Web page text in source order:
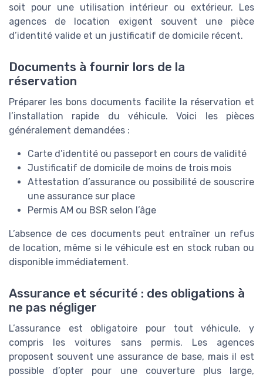
soit pour une utilisation intérieur ou extérieur. Les
agences de location exigent souvent une pièce
d’identité valide et un justificatif de domicile récent.
Documents à fournir lors de la
réservation
Préparer les bons documents facilite la réservation et
l’installation rapide du véhicule. Voici les pièces
généralement demandées :
Carte d’identité ou passeport en cours de validité
Justificatif de domicile de moins de trois mois
Attestation d’assurance ou possibilité de souscrire
une assurance sur place
Permis AM ou BSR selon l’âge
L’absence de ces documents peut entraîner un refus
de location, même si le véhicule est en stock ruban ou
disponible immédiatement.
Assurance et sécurité : des obligations à
ne pas négliger
L’assurance est obligatoire pour tout véhicule, y
compris les voitures sans permis. Les agences
proposent souvent une assurance de base, mais il est
possible d’opter pour une couverture plus large,